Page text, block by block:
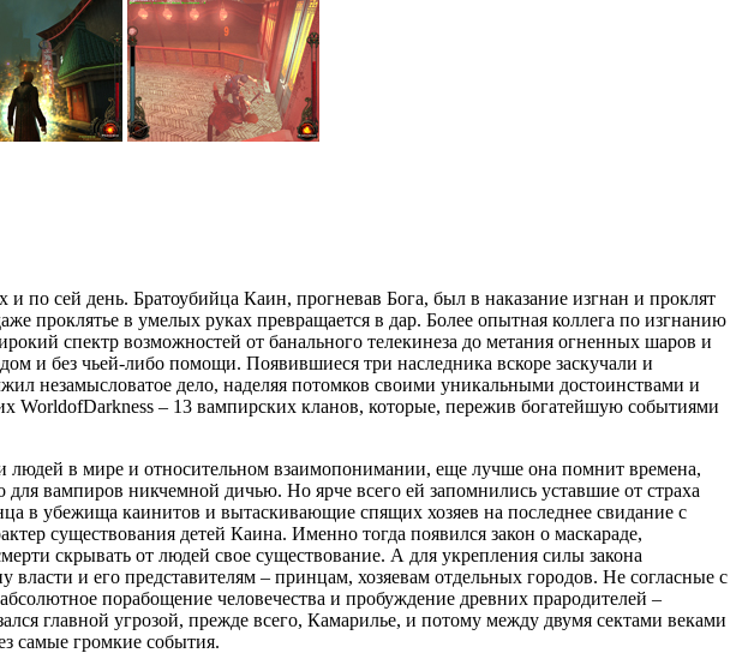
по сей день. Братоубийца Каин, прогневав Бога, был в наказание изгнан и проклят
проклятье в умелых руках превращается в дар. Более опытная коллега по изгнанию
спектр возможностей от банального телекинеза до метания огненных шаров и
и без чьей-либо помощи. Появившиеся три наследника вскоре заскучали и
незамысловатое дело, наделяя потомков своими уникальными достоинствами и
WorldofDarkness – 13 вампирских кланов, которые, пережив богатейшую событиями
в мире и относительном взаимопонимании, еще лучше она помнит времена,
вампиров никчемной дичью. Но ярче всего ей запомнились уставшие от страха
убежища каинитов и вытаскивающие спящих хозяев на последнее свидание с
существования детей Каина. Именно тогда появился закон о маскараде,
скрывать от людей свое существование. А для укрепления силы закона
и его представителям – принцам, хозяевам отдельных городов. Не согласные с
порабощение человечества и пробуждение древних прародителей –
главной угрозой, прежде всего, Камарилье, и потому между двумя сектами веками
самые громкие события.